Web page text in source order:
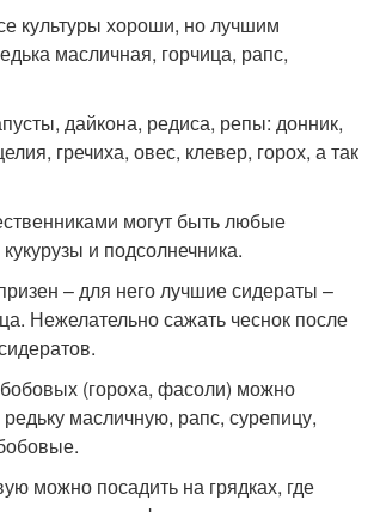
культуры хороши, но лучшим
масличная, горчица, рапс,
дайкона, редиса, репы: донник,
гречиха, овес, клевер, горох, а так
могут быть любые
и подсолнечника.
– для него лучшие сидераты –
Нежелательно сажать чеснок после
(гороха, фасоли) можно
редьку масличную, рапс, сурепицу,
можно посадить на грядках, где